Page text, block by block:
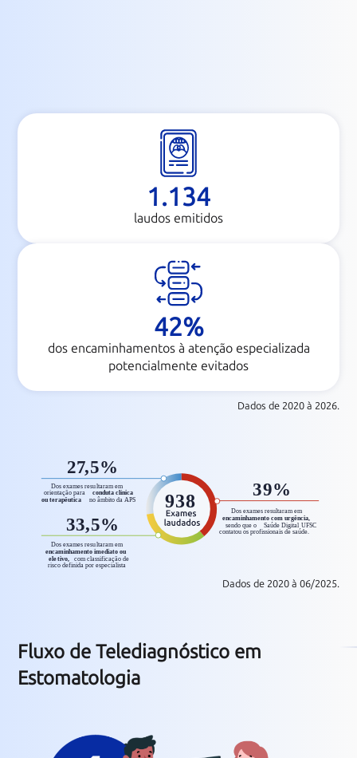
1.134
laudos emitidos
42%
dos encaminhamentos à atenção especializada
potencialmente evitados
Dados de 2020 à 2026.
Dados de 2020 à 06/2025.
Fluxo de Telediagnóstico em
Estomatologia